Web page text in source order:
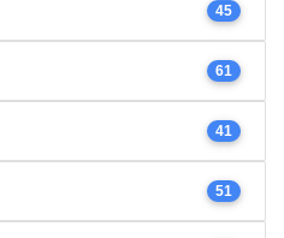
45
61
41
51